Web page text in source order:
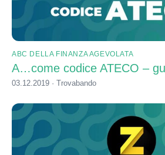
ABC DELLA FINANZA AGEVOLATA
A…come codice ATECO –
03.12.2019 · Trovabando